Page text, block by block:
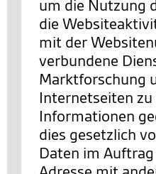
um die Nutzung
die
mit der
verbundene
Marktforschung
Internetseiten
Informationen
dies gesetzlich
Daten im